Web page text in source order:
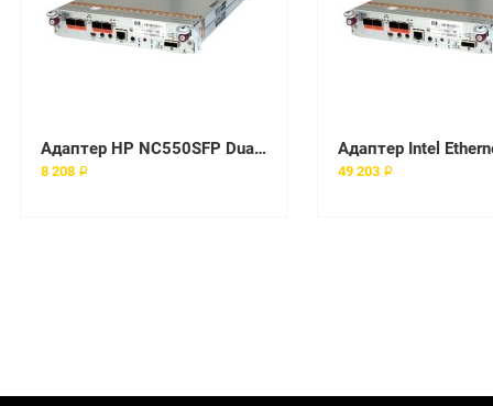
Адаптер HP NC550SFP Dual Port 10GbE Server Adapter [586444-001]
8 208 ₽ 49 203 ₽